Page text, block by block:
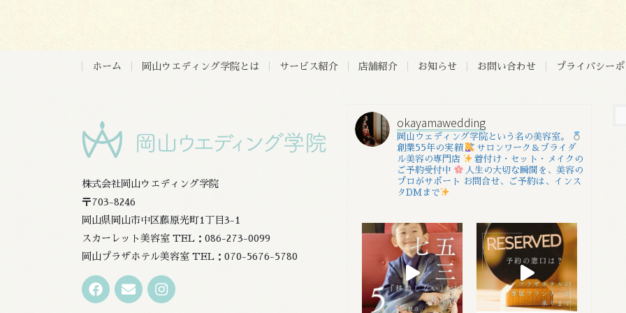
ホーム 岡山ウエディング学院とは サービス紹介 店舗紹介 お知らせ お問い合わせ プライバシー
株式会社岡山ウエディング学院
〒703-8246
岡山県岡山市中区藤原光町1丁目3-1
スカーレット美容室 TEL：086-273-0099
岡山プラザホテル美容室 TEL：070-5676-5780
okayamawedding
岡山ウェディング学院という名の美容室。
創業55年の実績
サロンワーク＆ブライダ
ル美容の専門店
着付け・セット・メイクの
ご予約受付中
人生の大切な瞬間を、美容の
プロがサポート
お問合せ、ご予約は、インス
タDMまで